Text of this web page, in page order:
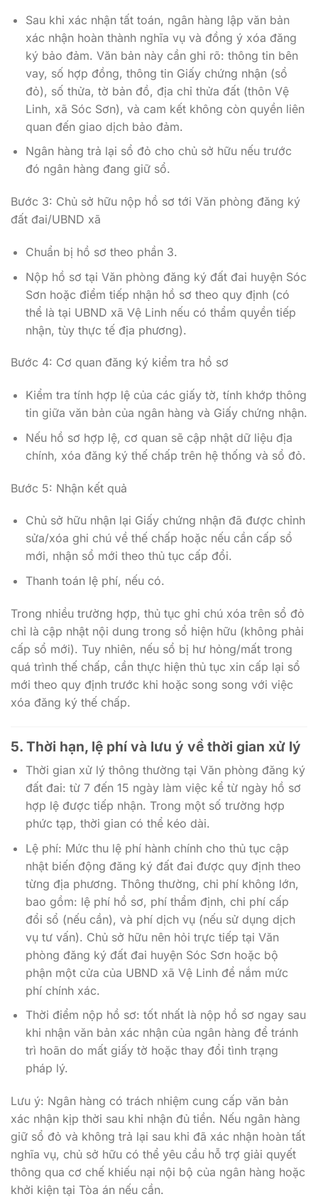
Sau khi xác nhận tất toán, ngân hàng lập văn bản
xác nhận hoàn thành nghĩa vụ và đồng ý xóa đăng
ký bảo đảm. Văn bản này cần ghi rõ: thông tin bên
vay, số hợp đồng, thông tin Giấy chứng nhận (sổ
đỏ), số thửa, tờ bản đồ, địa chỉ thửa đất (thôn Vệ
Linh, xã Sóc Sơn), và cam kết không còn quyền liên
quan đến giao dịch bảo đảm.
Ngân hàng trả lại sổ đỏ cho chủ sở hữu nếu trước
đó ngân hàng đang giữ sổ.
Bước 3: Chủ sở hữu nộp hồ sơ tới Văn phòng đăng ký
đất đai/UBND xã
Chuẩn bị hồ sơ theo phần 3.
Nộp hồ sơ tại Văn phòng đăng ký đất đai huyện Sóc
Sơn hoặc điểm tiếp nhận hồ sơ theo quy định (có
thể là tại UBND xã Vệ Linh nếu có thẩm quyền tiếp
nhận, tùy thực tế địa phương).
Bước 4: Cơ quan đăng ký kiểm tra hồ sơ
Kiểm tra tính hợp lệ của các giấy tờ, tính khớp thông
tin giữa văn bản của ngân hàng và Giấy chứng nhận.
Nếu hồ sơ hợp lệ, cơ quan sẽ cập nhật dữ liệu địa
chính, xóa đăng ký thế chấp trên hệ thống và sổ đỏ.
Bước 5: Nhận kết quả
Chủ sở hữu nhận lại Giấy chứng nhận đã được chỉnh
sửa/xóa ghi chú về thế chấp hoặc nếu cần cấp sổ
mới, nhận sổ mới theo thủ tục cấp đổi.
Thanh toán lệ phí, nếu có.
Trong nhiều trường hợp, thủ tục ghi chú xóa trên sổ đỏ
chỉ là cập nhật nội dung trong sổ hiện hữu (không phải
cấp sổ mới). Tuy nhiên, nếu sổ bị hư hỏng/mất trong
quá trình thế chấp, cần thực hiện thủ tục xin cấp lại sổ
mới theo quy định trước khi hoặc song song với việc
xóa đăng ký thế chấp.
5. Thời hạn, lệ phí và lưu ý về thời gian xử lý
Thời gian xử lý thông thường tại Văn phòng đăng ký
đất đai: từ 7 đến 15 ngày làm việc kể từ ngày hồ sơ
hợp lệ được tiếp nhận. Trong một số trường hợp
phức tạp, thời gian có thể kéo dài.
Lệ phí: Mức thu lệ phí hành chính cho thủ tục cập
nhật biến động đăng ký đất đai được quy định theo
từng địa phương. Thông thường, chi phí không lớn,
bao gồm: lệ phí hồ sơ, phí thẩm định, chi phí cấp
đổi sổ (nếu cần), và phí dịch vụ (nếu sử dụng dịch
vụ tư vấn). Chủ sở hữu nên hỏi trực tiếp tại Văn
phòng đăng ký đất đai huyện Sóc Sơn hoặc bộ
phận một cửa của UBND xã Vệ Linh để nắm mức
phí chính xác.
Thời điểm nộp hồ sơ: tốt nhất là nộp hồ sơ ngay sau
khi nhận văn bản xác nhận của ngân hàng để tránh
trì hoãn do mất giấy tờ hoặc thay đổi tình trạng
pháp lý.
Lưu ý: Ngân hàng có trách nhiệm cung cấp văn bản
xác nhận kịp thời sau khi nhận đủ tiền. Nếu ngân hàng
giữ sổ đỏ và không trả lại sau khi đã xác nhận hoàn tất
nghĩa vụ, chủ sở hữu có thể yêu cầu hỗ trợ giải quyết
thông qua cơ chế khiếu nại nội bộ của ngân hàng hoặc
khởi kiện tại Tòa án nếu cần.